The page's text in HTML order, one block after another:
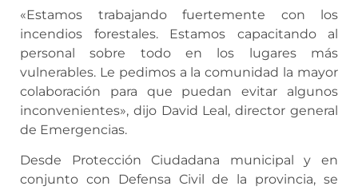
«Estamos trabajando fuertemente con los
incendios forestales. Estamos capacitando al
personal sobre todo en los lugares más
vulnerables. Le pedimos a la comunidad la mayor
colaboración para que puedan evitar algunos
inconvenientes», dijo David Leal, director general
de Emergencias.
Desde Protección Ciudadana municipal y en
conjunto con Defensa Civil de la provincia, se